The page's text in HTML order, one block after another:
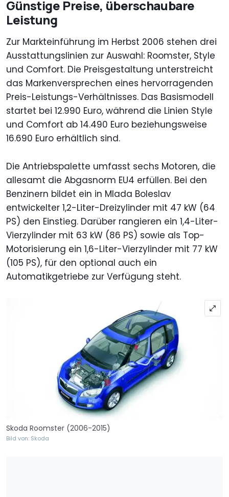
Günstige Preise, überschaubare
Leistung
Zur Markteinführung im Herbst 2006 stehen drei
Ausstattungslinien zur Auswahl: Roomster, Style
und Comfort. Die Preisgestaltung unterstreicht
das Markenversprechen eines hervorragenden
Preis-Leistungs-Verhältnisses. Das Basismodell
startet bei 12.990 Euro, während die Linien Style
und Comfort ab 14.490 Euro beziehungsweise
16.690 Euro erhältlich sind.
Die Antriebspalette umfasst sechs Motoren, die
allesamt die Abgasnorm EU4 erfüllen. Bei den
Benzinern bildet ein in Mlada Boleslav
entwickelter 1,2-Liter-Dreizylinder mit 47 kW (64
PS) den Einstieg. Darüber rangieren ein 1,4-Liter-
Vierzylinder mit 63 kW (86 PS) sowie als Top-
Motorisierung ein 1,6-Liter-Vierzylinder mit 77 kW
(105 PS), für den optional auch ein
Automatikgetriebe zur Verfügung steht.
Skoda Roomster (2006-2015)
Bild von: Skoda